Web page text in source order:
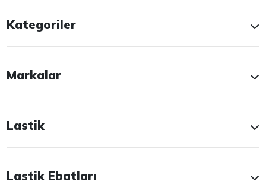
Kategoriler
Markalar
Lastik
Lastik Ebatları